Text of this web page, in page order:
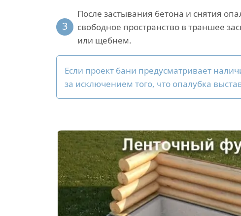
3
После застывания бетона и снятия
свободное пространство в траншее
или щебнем.
Если проект бани предусматривает
за исключением того, что опалубка